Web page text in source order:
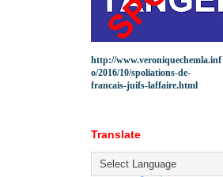
http://www.veroniquechemla.inf
o/2016/10/spoliations-de-
francais-juifs-laffaire.html
Translate